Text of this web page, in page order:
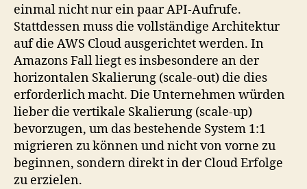
einmal nicht nur ein paar API-Aufrufe.
Stattdessen muss die vollständige Architektur
auf die AWS Cloud ausgerichtet werden. In
Amazons Fall liegt es insbesondere an der
horizontalen Skalierung (scale-out) die dies
erforderlich macht. Die Unternehmen würden
lieber die vertikale Skalierung (scale-up)
bevorzugen, um das bestehende System 1:1
migrieren zu können und nicht von vorne zu
beginnen, sondern direkt in der Cloud Erfolge
zu erzielen.